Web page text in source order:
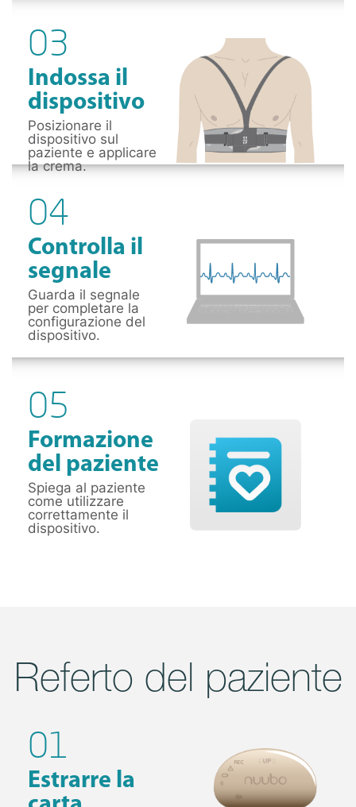
03
Indossa il
dispositivo
Posizionare il
dispositivo sul
paziente e applicare
la crema.
04
Controlla il
segnale
Guarda il segnale
per completare la
configurazione del
dispositivo.
05
Formazione
del paziente
Spiega al paziente
come utilizzare
correttamente il
dispositivo.
Referto del paziente
01
Estrarre la